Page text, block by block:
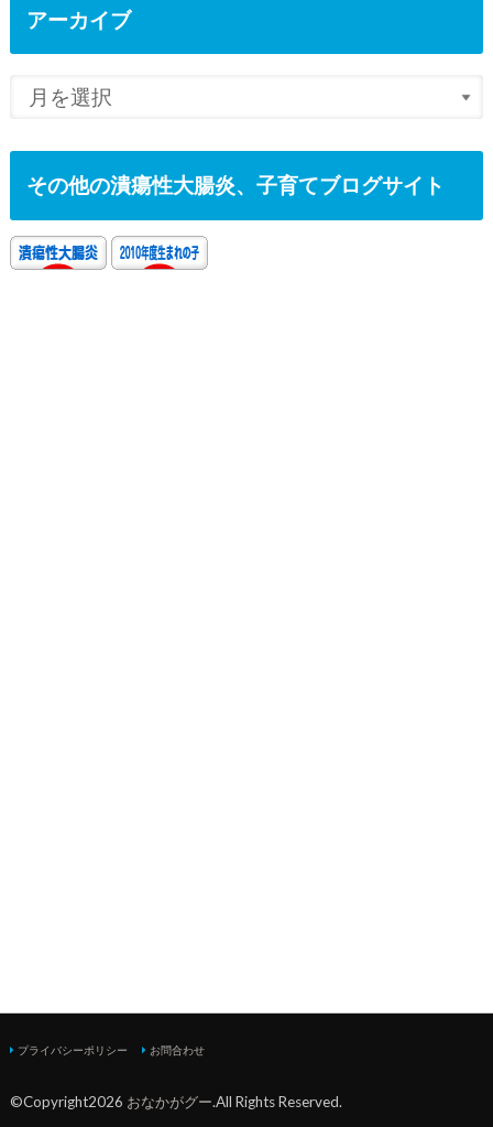
アーカイブ
その他の潰瘍性大腸炎、子育てブログサイト
プライバシーポリシー お問合わせ
©Copyright2026 おなかがグー.All Rights Reserved.